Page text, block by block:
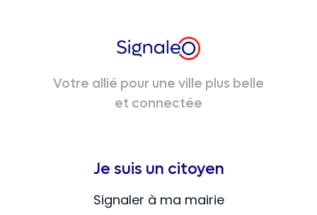
Votre allié pour une ville plus belle
et connectée
Je suis un citoyen
Signaler à ma mairie